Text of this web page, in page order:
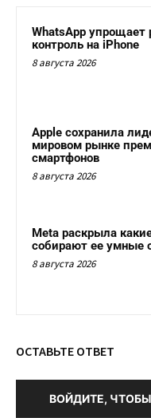
WhatsApp упрощает
контроль на iPhone
8 августа 2026
Apple сохранила
мировом рынке
смартфонов
8 августа 2026
Meta раскрыла
собирают ее умные
8 августа 2026
ОСТАВЬТЕ ОТВЕТ
ВОЙДИТЕ,